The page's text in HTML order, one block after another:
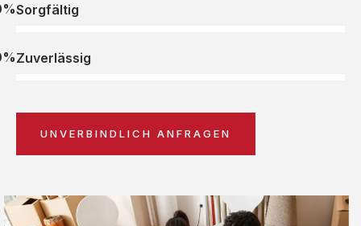
Sorgfältig
Zuverlässig
UNVERBINDLICH ANFRAGEN